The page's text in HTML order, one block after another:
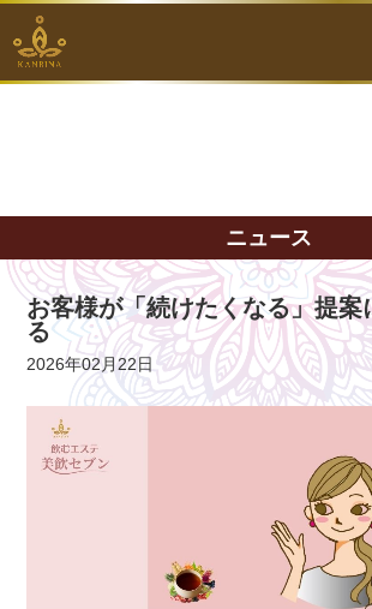
ニュース
お客様が「続けたくなる」提案
る
2026年02月22日